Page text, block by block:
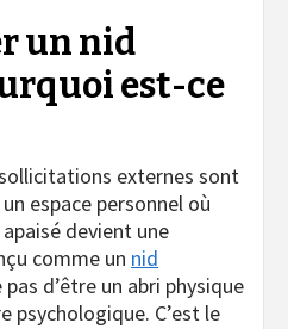
un nid
est-ce
externes sont
espace personnel où
devient une
comme un nid
d’être un abri physique
psychologique. C’est le